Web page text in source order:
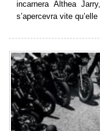
incarnera Althea
s’apercevra vite